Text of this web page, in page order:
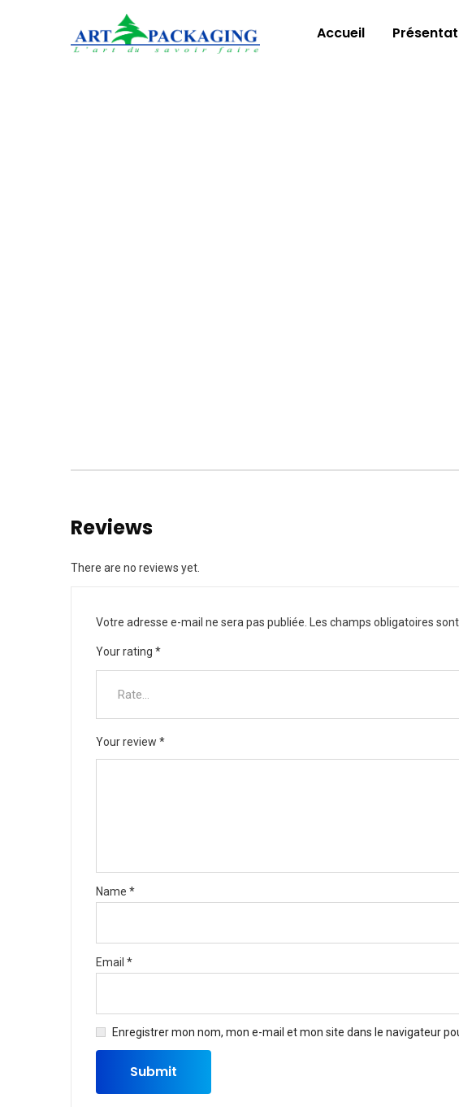
Accueil
Reviews
There are no reviews yet.
Votre adresse e-mail ne sera pas publiée. Les champs obligatoires
Your rating *
Your review *
Name *
Email *
Enregistrer mon nom, mon e-mail et mon site dans le navigateur